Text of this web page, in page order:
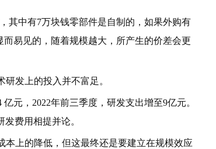
其中有7万块钱零部件是自制的，如果外购有
易见的，随着规模越大，所产生的价差会更
发上的投入并不富足。
元，2022年前三季度，研发支出增至9亿元。
发费用相提并论。
上的降低，但这最终还是要建立在规模效应